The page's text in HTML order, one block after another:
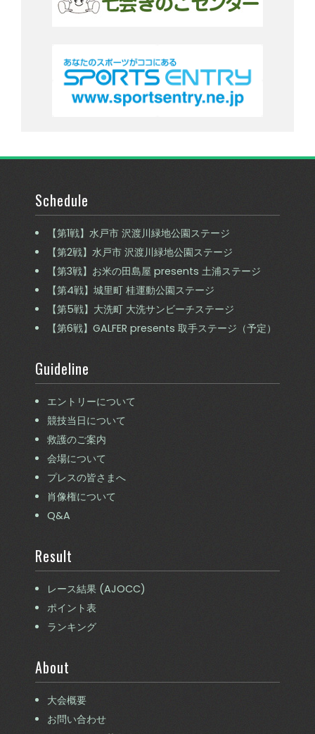
Schedule
【第1戦】水戸市 沢渡川緑地公園ステージ
【第2戦】水戸市 沢渡川緑地公園ステージ
【第3戦】お米の田島屋 presents 土浦ステージ
【第4戦】城里町 桂運動公園ステージ
【第5戦】大洗町 大洗サンビーチステージ
【第6戦】GALFER presents 取手ステージ（予定）
Guideline
エントリーについて
競技当日について
救護のご案内
会場について
プレスの皆さまへ
肖像権について
Q&A
Result
レース結果 (AJOCC)
ポイント表
ランキング
About
大会概要
お問い合わせ